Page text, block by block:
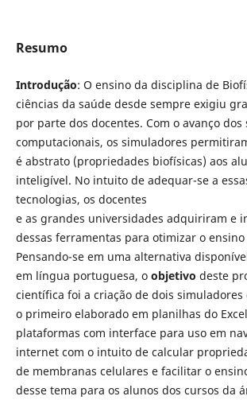
Resumo
Introdução: O ensino da disciplina de
ciências da saúde desde sempre exigiu
por parte dos docentes. Com o avanço dos
computacionais, os simuladores
é abstrato (propriedades biofísicas) aos
inteligível. No intuito de adequar-se a
tecnologias, os docentes
e as grandes universidades adquiriram e
dessas ferramentas para otimizar o
Pensando-se em uma alternativa
em língua portuguesa, o objetivo deste
científica foi a criação de dois simuladores
o primeiro elaborado em planilhas do
plataformas com interface para uso em
internet com o intuito de calcular
de membranas celulares e facilitar o
desse tema para os alunos dos cursos da